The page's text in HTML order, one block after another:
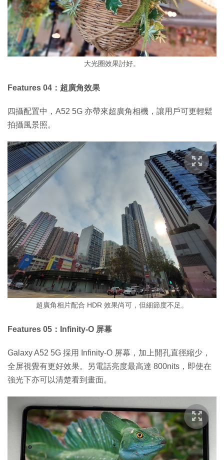
大光圈效果討好。
Features 04：超廣角效果
四攝配置中，A52 5G 亦帶來超廣角相機，讓用戶可更輕鬆
拍攝風景照。
超廣角相片配合 HDR 效果尚可，但細節度不足。
Features 05：Infinity-O 屏幕
Galaxy A52 5G 採用 Infinity-O 屏幕，加上開孔直徑縮少，
全屏視覺有更好效果。另電話亮度最高達 800nits，即使在
強光下亦可以清楚看到畫面。